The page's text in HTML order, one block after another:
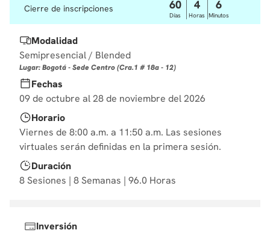
derecho
Cierre de inscripciones 60
Días
4
Horas
6
Minutos
Modalidad
Semipresencial / Blended
Lugar: Bogotá - Sede Centro (Cra.1 # 18a - 12)
Fechas
09 de octubre al 28 de noviembre del 2026
Horario
Viernes de 8:00 a.m. a 11:50 a.m. Las sesiones
virtuales serán definidas en la primera sesión.
Duración
8 Sesiones | 8 Semanas | 96.0 Horas
Inversión